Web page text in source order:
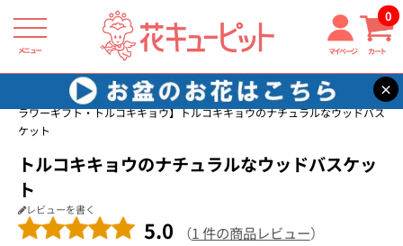
メニュー マイページ カート
0
×
花キューピット 誕生日フラワーギフト・トルコキキョウ
【誕生日フ
ラワーギフト・トルコキキョウ】トルコキキョウのナチュラルなウッドバス
ケット
トルコキキョウのナチュラルなウッドバスケッ
ト
レビューを書く
5.0 （1 件の商品レビュー）